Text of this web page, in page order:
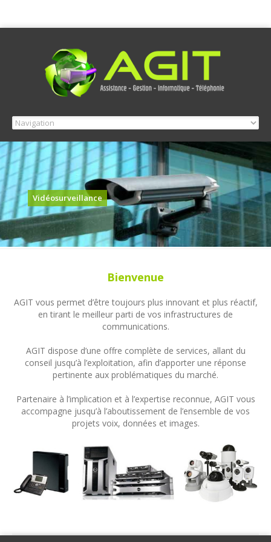
Vidéosurveillance
Bienvenue
AGIT vous permet d’être toujours plus innovant et plus réactif,
en tirant le meilleur parti de vos infrastructures de
communications.
AGIT dispose d’une offre complète de services, allant du
conseil jusqu’à l’exploitation, afin d’apporter une réponse
pertinente aux problématiques du marché.
Partenaire à l’implication et à l’expertise reconnue, AGIT vous
accompagne jusqu’à l’aboutissement de l’ensemble de vos
projets voix, données et images.